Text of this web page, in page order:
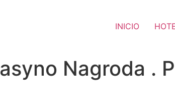
INICIO
Nagroda .